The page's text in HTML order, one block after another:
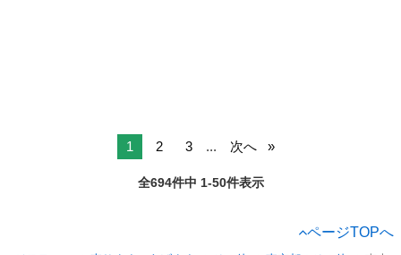
1 2 3 ... 次へ
全694件中 1-50件表示
ページTOPへ